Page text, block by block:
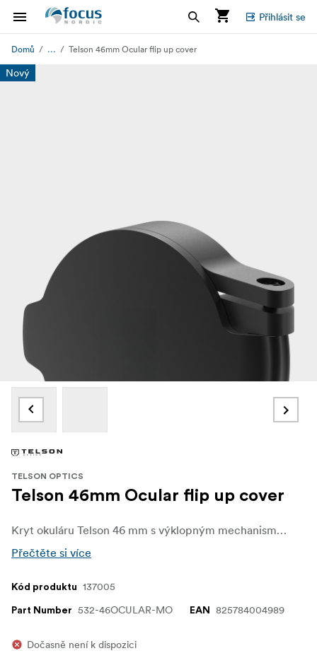
Přihlásit se
Domů ... Telson 46mm Ocular flip up cover
Nový
TELSON OPTICS
Telson 46mm Ocular flip up cover
Kryt okuláru Telson 46 mm s výklopným mechanismem je kovový kryt okuláru určený pro kompatibilní dalekohledy Telson s průměrem okuláru 46 mm. Poskytuje zadní čočce spolehlivou ochranu před prachem, nečistotami a vlhkostí během přepravy a při použití venku.
Přečtěte si více
Kód produktu 137005
Part Number 532-46OCULAR-MO EAN 825784004989
Dočasně není k dispozici